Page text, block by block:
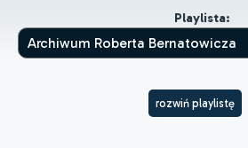
Playlista:
rozwiń playlistę